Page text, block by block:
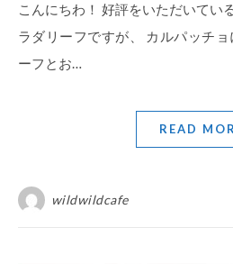
こんにちわ！ 好評をいただいている新井トマトファームのサ
ラダリーフですが、 カルパッチ
ーフとお…
READ
wildwildcafe